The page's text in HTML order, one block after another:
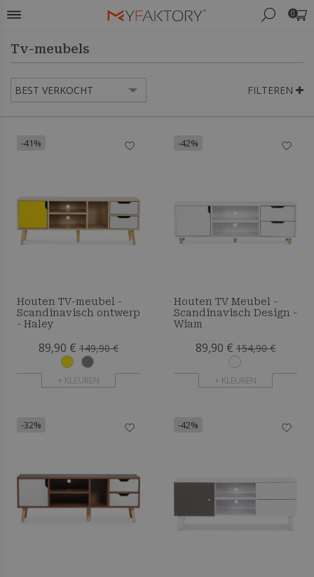
0
Tv-meubels
FILTEREN
-41%
Houten TV-meubel -
Scandinavisch ontwerp
- Haley
89,90 € 149,90 €
+ KLEUREN
-42%
Houten TV Meubel -
Scandinavisch Design -
Wiam
89,90 € 154,90 €
+ KLEUREN
-32% -42%